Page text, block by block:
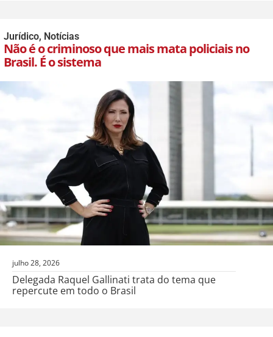
Jurídico, Notícias
Não é o criminoso que mais mata policiais no
Brasil. É o sistema
julho 28, 2026
Delegada Raquel Gallinati trata do tema que
repercute em todo o Brasil